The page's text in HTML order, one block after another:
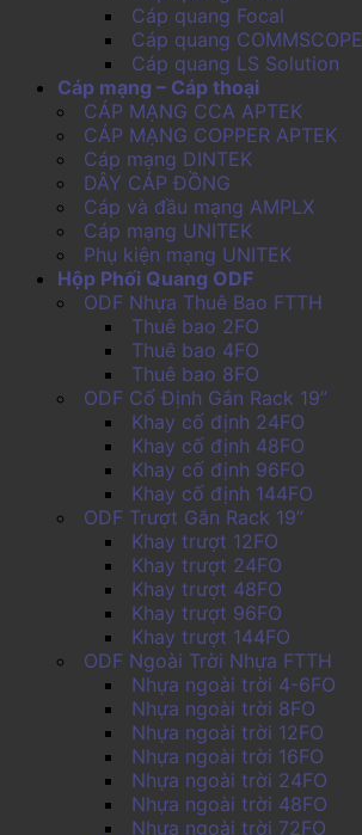
Cáp quang Focal
Cáp quang COMMSCOPE
Cáp quang LS Solution
Cáp mạng – Cáp thoại
CÁP MẠNG CCA APTEK
CÁP MẠNG COPPER APTEK
Cáp mạng DINTEK
DÂY CÁP ĐỒNG
Cáp và đầu mạng AMPLX
Cáp mạng UNITEK
Phụ kiện mạng UNITEK
Hộp Phối Quang ODF
ODF Nhựa Thuê Bao FTTH
Thuê bao 2FO
Thuê bao 4FO
Thuê bao 8FO
ODF Cố Định Gắn Rack 19”
Khay cố định 24FO
Khay cố định 48FO
Khay cố định 96FO
Khay cố định 144FO
ODF Trượt Gắn Rack 19”
Khay trượt 12FO
Khay trượt 24FO
Khay trượt 48FO
Khay trượt 96FO
Khay trượt 144FO
ODF Ngoài Trời Nhựa FTTH
Nhựa ngoài trời 4-6FO
Nhựa ngoài trời 8FO
Nhựa ngoài trời 12FO
Nhựa ngoài trời 16FO
Nhựa ngoài trời 24FO
Nhựa ngoài trời 48FO
Nhựa ngoài trời 72FO